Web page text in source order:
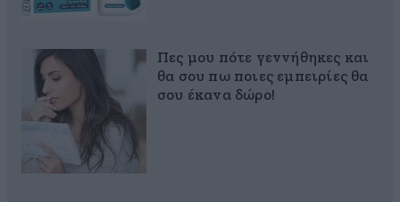
Πες μου πότε γεννήθηκες και
θα σου πω ποιες εμπειρίες θα
σου έκανα δώρο!